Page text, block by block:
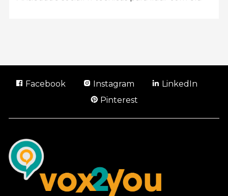
Facebook Instagram
LinkedIn
Pinterest